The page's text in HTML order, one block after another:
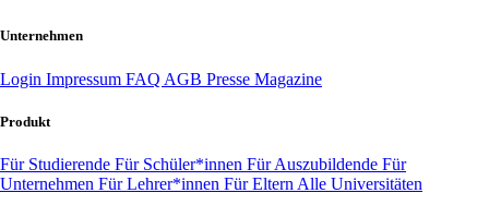
Unternehmen
Login Impressum FAQ AGB Presse Magazine
Produkt
Für Studierende Für Schüler*innen Für Auszubildende Für
Unternehmen Für Lehrer*innen Für Eltern Alle Universitäten